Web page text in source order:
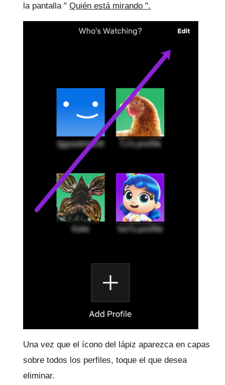
la pantalla " Quién está mirando ".
Una vez que el ícono del lápiz aparezca en capas
sobre todos los perfiles, toque el que desea
eliminar.